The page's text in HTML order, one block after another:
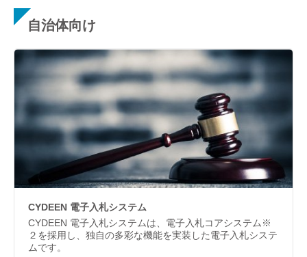
自治体向け
CYDEEN 電子入札システム
CYDEEN 電子入札システムは、電子入札コアシステム※
２を採用し、独自の多彩な機能を実装した電子入札システ
ムです。